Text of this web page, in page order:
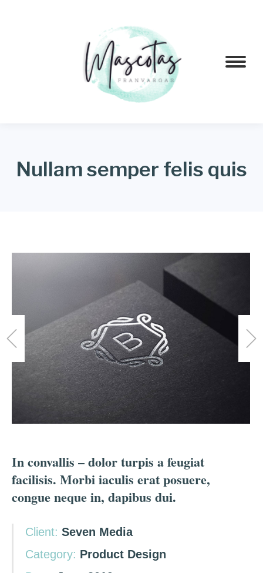
Nullam semper felis quis
In convallis – dolor turpis a feugiat
facilisis. Morbi iaculis erat posuere,
congue neque in, dapibus dui.
Client: Seven Media
Category: Product Design